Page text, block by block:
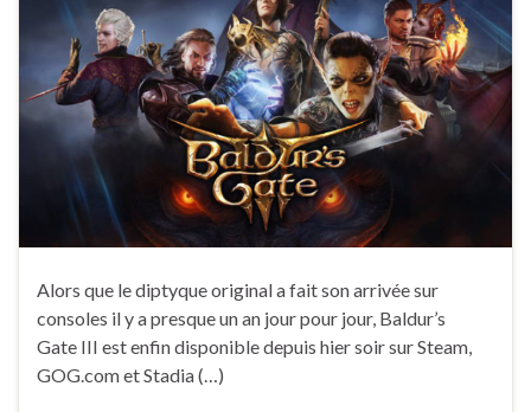
Alors que le diptyque original a fait son arrivée sur
consoles il y a presque un an jour pour jour, Baldur’s
Gate III est enfin disponible depuis hier soir sur Steam,
GOG.com et Stadia (…)